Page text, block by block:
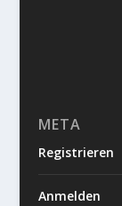
META
Registrieren
Anmelden